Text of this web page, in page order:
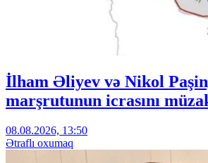
İlham Əliyev və Nikol
marşrutunun icrasını
08.08.2026, 13:50
Ətraflı oxumaq